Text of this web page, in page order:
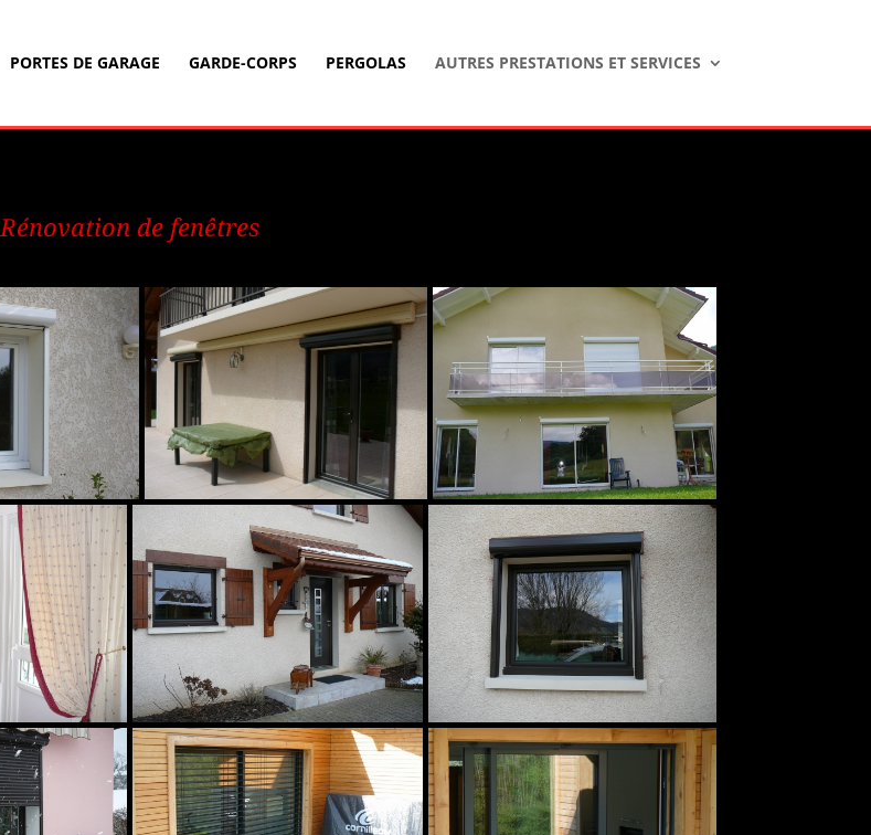
PORTES DE GARAGE GARDE-CORPS PERGOLAS AUTRES PRESTATIONS ET SERVICES
Rénovation de fenêtres